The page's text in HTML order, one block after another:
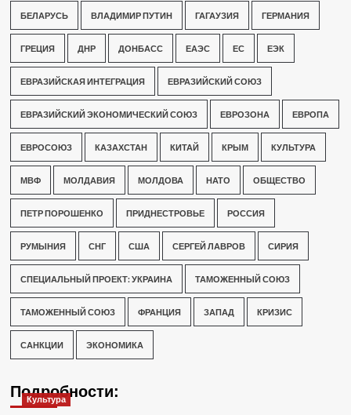
БЕЛАРУСЬ ВЛАДИМИР ПУТИН ГАГАУЗИЯ ГЕРМАНИЯ
ГРЕЦИЯ ДНР ДОНБАСС ЕАЭС ЕС ЕЭК
ЕВРАЗИЙСКАЯ ИНТЕГРАЦИЯ ЕВРАЗИЙСКИЙ СОЮЗ
ЕВРАЗИЙСКИЙ ЭКОНОМИЧЕСКИЙ СОЮЗ ЕВРОЗОНА ЕВРОПА
ЕВРОСОЮЗ КАЗАХСТАН КИТАЙ КРЫМ КУЛЬТУРА
МВФ МОЛДАВИЯ МОЛДОВА НАТО ОБЩЕСТВО
ПЕТР ПОРОШЕНКО ПРИДНЕСТРОВЬЕ РОССИЯ
РУМЫНИЯ СНГ США СЕРГЕЙ ЛАВРОВ СИРИЯ
СПЕЦИАЛЬНЫЙ ПРОЕКТ: УКРАИНА ТАМОЖЕННЫЙ СОЮЗ
ТАМОЖЕННЫЙ СОЮЗ ФРАНЦИЯ ЗАПАД КРИЗИС
САНКЦИИ ЭКОНОМИКА
Подробности:
Культура